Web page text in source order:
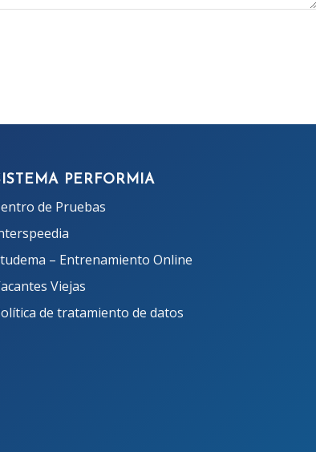
PERFORMIA
de Pruebas
– Entrenamiento Online
Viejas
de tratamiento de datos